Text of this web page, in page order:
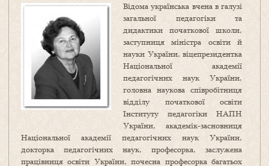
Відома українська вчена в галузі
загальної педагогіки та
дидактики початкової школи,
заступниця міністра освіти й
науки України, віцепрезидентка
Національної академії
педагогічних наук України,
головна наукова співробітниця
відділу початкової освіти
Інституту педагогіки НАПН
України, академік-засновниця
Національної академії педагогічних наук України,
докторка педагогічних наук, професорка, заслужена
працівниця освіти України, почесна професорка багатьох